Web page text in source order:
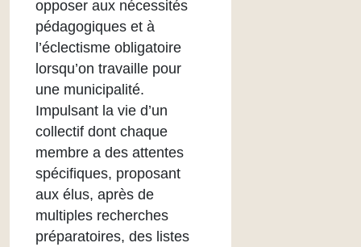
opposer aux nécessités
pédagogiques et à
l’éclectisme obligatoire
lorsqu’on travaille pour
une municipalité.
Impulsant la vie d’un
collectif dont chaque
membre a des attentes
spécifiques, proposant
aux élus, après de
multiples recherches
préparatoires, des listes